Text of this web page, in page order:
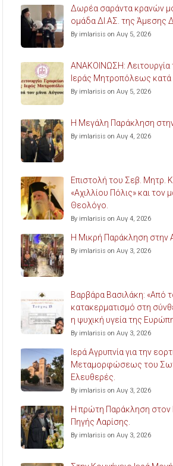
Δωρέα σαράντα κρανών
ομάδα ΔΙ.ΑΣ. της Άμεσης
By imlarisis on Αυγ 5, 2026
ΑΝΑΚΟΙΝΩΣΗ: Λειτουργία
Ιεράς Μητροπόλεως κατά
By imlarisis on Αυγ 5, 2026
Η Μεγάλη Παράκληση στην
By imlarisis on Αυγ 4, 2026
Επιστολή του Σεβ. Μητρ.
«Αχιλλίου Πόλις» και τον
Θεολόγο.
By imlarisis on Αυγ 4, 2026
Η Μικρή Παράκληση στην
By imlarisis on Αυγ 3, 2026
Βαρβάρα Βασιλάκη: «Από
κατακερματισμό στη
η ψυχική υγεία της
By imlarisis on Αυγ 3, 2026
Ιερά Αγρυπνία για την
Μεταμορφώσεως του
Ελευθερές.
By imlarisis on Αυγ 3, 2026
Η πρώτη Παράκληση
Πηγής Λαρίσης.
By imlarisis on Αυγ 3, 2026